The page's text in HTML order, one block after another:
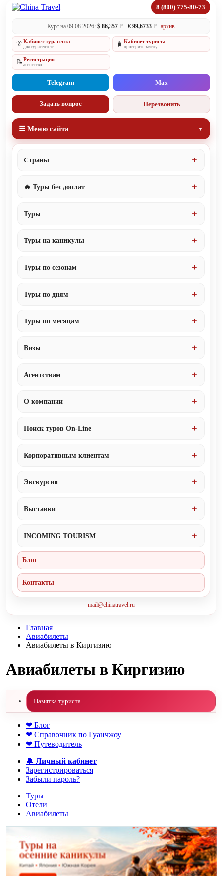
8 (800) 775-80-73
Курс на 09.08.2026: $ 86,357 ₽ · € 99,6733 ₽ архив
👔Кабинет турагента
для турагентств 🧳 Кабинет туриста
проверить заявку
📝Регистрация
агентство
Telegram Max
Задать вопрос Перезвонить
☰ Меню сайта
Страны
🔥 Туры без доплат
Туры
Туры на каникулы
Туры по сезонам
Туры по дням
Туры по месяцам
Визы
Агентствам
О компании
Поиск туров On-Line
Корпоративным клиентам
Экскурсии
Выставки
INCOMING TOURISM
Блог
Контакты
mail@chinatravel.ru
Главная
Авиабилеты
Авиабилеты в Киргизию
Авиабилеты в Киргизию
Памятка туриста
❤ Блог
❤ Справочник по Гуанчжоу
❤ Путеводитель
🔔 Личный кабинет
Зарегистрироваться
Забыли пароль?
Туры
Отели
Авиабилеты